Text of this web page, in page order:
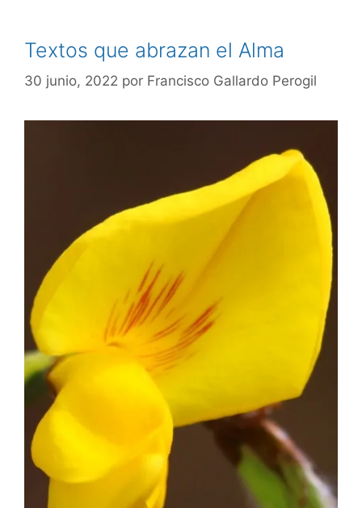
Textos que abrazan el Alma
30 junio, 2022 por Francisco Gallardo Perogil